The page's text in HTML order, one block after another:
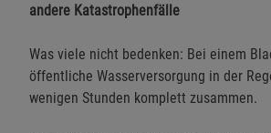
andere Katastrophenfälle
Was viele nicht bedenken: Bei einem
öffentliche Wasserversorgung in der
wenigen Stunden komplett zusammen.